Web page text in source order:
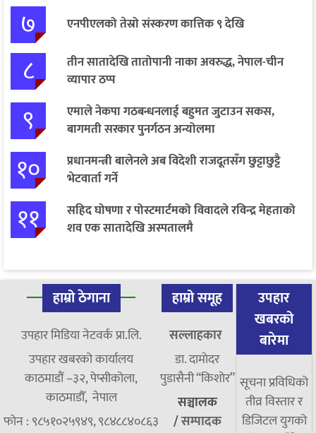
७ एनपीएलको तेस्रो संस्करण कात्तिक ९ देखि
८
तीन सातादेखि तातोपानी नाका अवरुद्ध, नेपाल-चीन
व्यापार ठप्प
९
एमाले नेकपा गठबन्धनलाई बहुमत जुटाउन सकस,
बागमती सरकार पुनर्गठन अन्योलमा
१०
प्रधानमन्त्री बालेनले अब विदेशी राजदूतसँग छुट्टाछुट्टै
भेटवार्ता गर्ने
११
सहिद घोषणा र पोस्टमार्टमको विवादले रविन्द्र मेहताको
शव एक सातादेखि अस्पतालमै
हाम्रो ठेगाना
उपहार मिडिया नेटवर्क प्रा.लि.
उपहार खबरको कार्यालय
काठमाडौं –३२, पेप्सीकोला,
काठमाडौँ, नेपाल
फोन : ९८५१०२५९४९, ९८४८८४०८६३
हाम्रो समूह
सल्लाहकार
डा. दामाेदर
पुडासैनी “किशाेर”
सञ्चालक
/सम्पादक
उपहार
खबरको
बारेमा
सूचना प्रविधिको
तीव्र विस्तार र
डिजिटल युगको